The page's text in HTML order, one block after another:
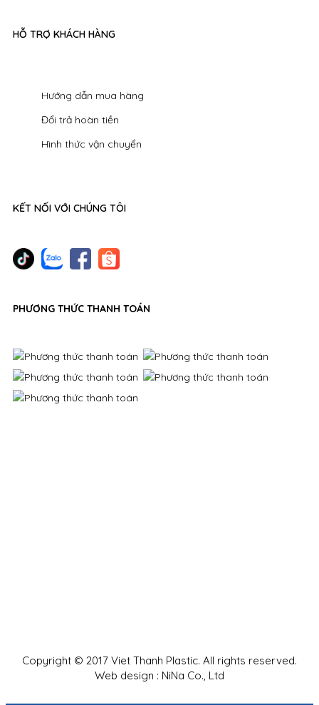
HỖ TRỢ KHÁCH HÀNG
Hướng dẫn mua hàng
Đổi trả hoàn tiền
Hình thức vận chuyển
KẾT NỐI VỚI CHÚNG TÔI
PHƯƠNG THỨC THANH TOÁN
Copyright © 2017 Viet Thanh Plastic. All rights reserved.
Web design : NiNa Co., Ltd